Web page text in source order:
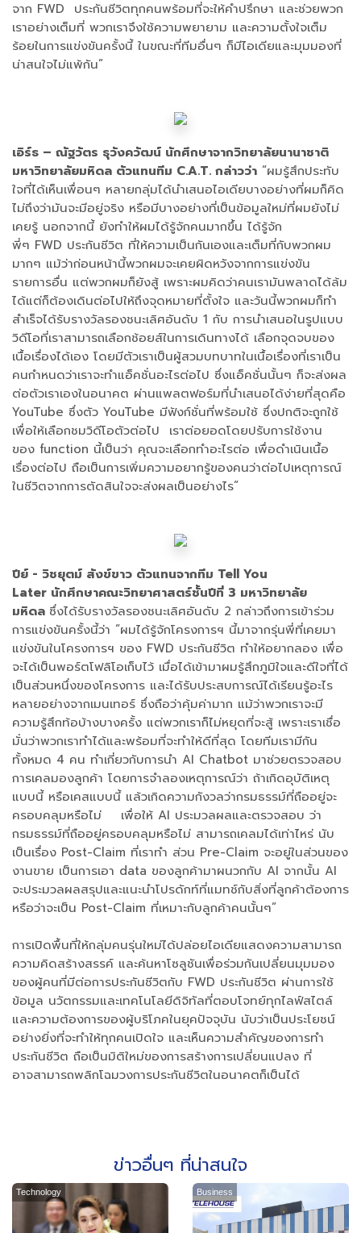
จาก FWD ประกันชีวิตทุกคนพร้อมที่จะให้คำปรึกษา และช่วยพวก
เราอย่างเต็มที่ พวกเราจึงใช้ความพยายาม และความตั้งใจเต็ม
ร้อยในการแข่งขันครั้งนี้ ในขณะที่ทีมอื่นๆ ก็มีไอเดียและมุมมองที่
น่าสนใจไม่แพ้กัน”
เอิร์ธ – ณัฐวัตร ธุวังควัฒน์ นักศึกษาจากวิทยาลัยนานาชาติ
มหาวิทยาลัยมหิดล ตัวแทนทีม C.A.T. กล่าวว่า “ผมรู้สึกประทับ
ใจที่ได้เห็นเพื่อนๆ หลายกลุ่มได้นำเสนอไอเดียบางอย่างที่ผมก็คิด
ไม่ถึงว่ามันจะมีอยู่จริง หรือมีบางอย่างที่เป็นข้อมูลใหม่ที่ผมยังไม่
เคยรู้ นอกจากนี้ ยังทำให้ผมได้รู้จักคนมากขึ้น ได้รู้จัก
พี่ๆ FWD ประกันชีวิต ที่ให้ความเป็นกันเองและเต็มที่กับพวกผม
มากๆ แม้ว่าก่อนหน้านี้พวกผมจะเคยผิดหวังจากการแข่งขัน
รายการอื่น แต่พวกผมก็ยังสู้ เพราะผมคิดว่าคนเรามันพลาดได้ล้ม
ได้แต่ก็ต้องเดินต่อไปให้ถึงจุดหมายที่ตั้งใจ และวันนี้พวกผมก็ทำ
สำเร็จได้รับรางวัลรองชนะเลิศอันดับ 1 กับ การนำเสนอในรูปแบบ
วิดีโอที่เราสามารถเลือกช้อยส์ในการเดินทางได้ เลือกจุดจบของ
เนื้อเรื่องได้เอง โดยมีตัวเราเป็นผู้สวมบทบาทในเนื้อเรื่องที่เราเป็น
คนกำหนดว่าเราจะทำแอ็คชั่นอะไรต่อไป ซึ่งแอ็คชั่นนั้นๆ ก็จะส่งผล
ต่อตัวเราเองในอนาคต ผ่านแพลตฟอร์มที่นำเสนอได้ง่ายที่สุดคือ
YouTube ซึ่งตัว YouTube มีฟังก์ชั่นที่พร้อมใช้ ซึ่งปกติจะถูกใช้
เพื่อให้เลือกชมวิดีโอตัวต่อไป เราต่อยอดโดยปรับการใช้งาน
ของ function นี้เป็นว่า คุณจะเลือกทำอะไรต่อ เพื่อดำเนินเนื้อ
เรื่องต่อไป ถือเป็นการเพิ่มความอยากรู้ของคนว่าต่อไปเหตุการณ์
ในชีวิตจากการตัดสินใจจะส่งผลเป็นอย่างไร”
ปีย์ - วิชยุตม์ สังข์ขาว ตัวแทนจากทีม Tell You
Later นักศึกษาคณะวิทยาศาสตร์ชั้นปีที่ 3 มหาวิทยาลัย
มหิดล ซึ่งได้รับรางวัลรองชนะเลิศอันดับ 2 กล่าวถึงการเข้าร่วม
การแข่งขันครั้งนี้ว่า “ผมได้รู้จักโครงการฯ นี้มาจากรุ่นพี่ที่เคยมา
แข่งขันในโครงการฯ ของ FWD ประกันชีวิต ทำให้อยากลอง เพื่อ
จะได้เป็นพอร์ตโฟลิโอเก็บไว้ เมื่อได้เข้ามาผมรู้สึกภูมิใจและดีใจที่ได้
เป็นส่วนหนึ่งของโครงการ และได้รับประสบการณ์ได้เรียนรู้อะไร
หลายอย่างจากเมนเทอร์ ซึ่งถือว่าคุ้มค่ามาก แม้ว่าพวกเราจะมี
ความรู้สึกท้อบ้างบางครั้ง แต่พวกเราก็ไม่หยุดที่จะสู้ เพราะเราเชื่อ
มั่นว่าพวกเราทำได้และพร้อมที่จะทำให้ดีที่สุด โดยทีมเรามีกัน
ทั้งหมด 4 คน ทำเกี่ยวกับการนำ AI Chatbot มาช่วยตรวจสอบ
การเคลมองลูกค้า โดยการจำลองเหตุการณ์ว่า ถ้าเกิดอุบัติเหตุ
แบบนี้ หรือเคสแบบนี้ แล้วเกิดความกังวลว่ากรมธรรม์ที่ถืออยู่จะ
ครอบคลุมหรือไม่ เพื่อให้ AI ประมวลผลและตรวจสอบ ว่า
กรมธรรม์ที่ถืออยู่ครอบคลุมหรือไม่ สามารถเคลมได้เท่าไหร่ นับ
เป็นเรื่อง Post-Claim ที่เราทำ ส่วน Pre-Claim จะอยู่ในส่วนของ
งานขาย เป็นการเอา data ของลูกค้ามาผนวกกับ AI จากนั้น AI
จะประมวลผลสรุปและแนะนำโปรดักท์ที่แมทช์กับสิ่งที่ลูกค้าต้องการ
หรือว่าจะเป็น Post-Claim ที่เหมาะกับลูกค้าคนนั้นๆ”
การเปิดพื้นที่ให้กลุ่มคนรุ่นใหม่ได้ปล่อยไอเดียแสดงความสามารถ
ความคิดสร้างสรรค์ และค้นหาโซลูชันเพื่อร่วมกันเปลี่ยนมุมมอง
ของผู้คนที่มีต่อการประกันชีวิตกับ FWD ประกันชีวิต ผ่านการใช้
ข้อมูล นวัตกรรมและเทคโนโลยีดิจิทัลที่ตอบโจทย์ทุกไลฟ์สไตล์
และความต้องการของผู้บริโภคในยุคปัจจุบัน นับว่าเป็นประโยชน์
อย่างยิ่งที่จะทำให้ทุกคนเปิดใจ และเห็นความสำคัญของการทำ
ประกันชีวิต ถือเป็นมิติใหม่ของการสร้างการเปลี่ยนแปลง ที่
อาจสามารถพลิกโฉมวงการประกันชีวิตในอนาคตก็เป็นได้
ข่าวอื่นๆ ที่น่าสนใจ
Technology Business